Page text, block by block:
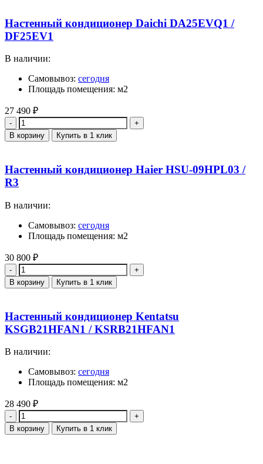
Настенный кондиционер Daichi DA25EVQ1 /
DF25EV1
В наличии:
Самовывоз: сегодня
Площадь помещения: м2
27 490 ₽
Количество
В корзину Купить в 1 клик
Настенный кондиционер Haier HSU-09HPL03 /
R3
В наличии:
Самовывоз: сегодня
Площадь помещения: м2
30 800 ₽
Количество
В корзину Купить в 1 клик
Настенный кондиционер Kentatsu
KSGB21HFAN1 / KSRB21HFAN1
В наличии:
Самовывоз: сегодня
Площадь помещения: м2
28 490 ₽
Количество
В корзину Купить в 1 клик